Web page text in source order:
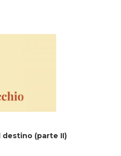
destino (parte II)